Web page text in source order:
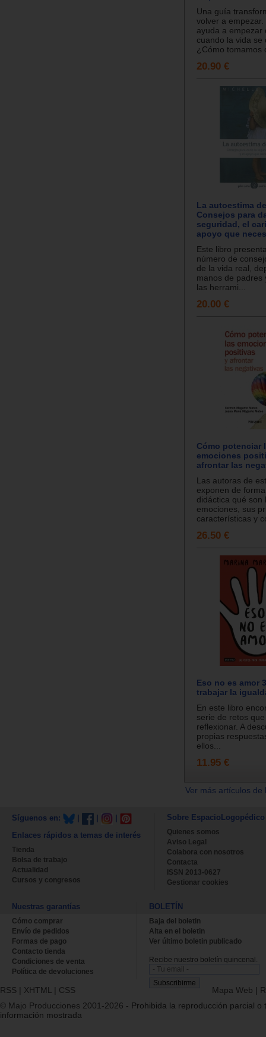
Una guía
volver a
ayuda a empezar
cuando la vida se
¿Cómo tomamos
20.90 €
La autoestima
Consejos para
seguridad, el
apoyo que
Este libro
número de
de la vida real,
manos de padres
las herrami...
20.00 €
Cómo potenciar
emociones
afrontar las
Las autoras de
exponen de
didáctica qué son
emociones, sus
características y
26.50 €
Eso no es amor
trabajar la
En este libro
serie de retos
reflexionar. A
propias
ellos...
11.95 €
Ver más artículos
Síguenos en:
Enlaces rápidos a temas de interés
Tienda
Bolsa de trabajo
Actualidad
Cursos y congresos
Sobre EspacioLogopédico
Quienes somos
Aviso Legal
Colabora con nosotros
Contacta
ISSN 2013-0627
Gestionar cookies
Nuestras garantías
Cómo comprar
Envío de pedidos
Formas de pago
Contacto tienda
Condiciones de venta
Política de devoluciones
BOLETÍN
Baja del boletin
Alta en el boletin
Ver último boletin publicado
Recibe nuestro boletín quincenal.
RSS | XHTML | CSS Mapa Web |
© Majo Producciones 2001-2026 - Prohibida la reproducción parcial o
información mostrada